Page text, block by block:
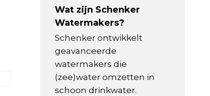
Wat zijn Schenker
Watermakers?
Schenker ontwikkelt
geavanceerde
watermakers die
(zee)water omzetten in
schoon drinkwater.